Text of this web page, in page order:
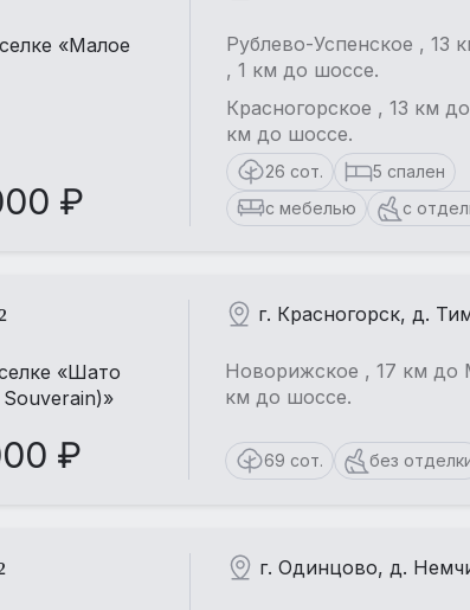
«Малое
₽
Рублево-Успенское ,
, 1 км до шоссе.
Красногорское , 13 км
км до шоссе.
26 сот.
5 спален
с мебелью
с
«Шато
₽
г. Красногорск, д.
Новорижское , 17 км до
км до шоссе.
69 сот. без
г. Одинцово, д.